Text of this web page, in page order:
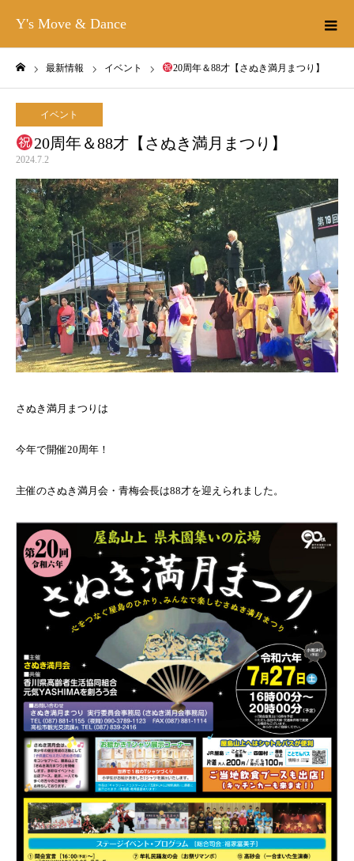
Y's Move & Dance
最新情報 イベント 20周年＆88才【さぬき満月まつり】
イベント
20周年＆88才【さぬき満月まつり】
2024.7.2
さぬき満月まつりは
今年で開催20周年！
主催のさぬき満月会・青梅会長は88才を迎えられました。